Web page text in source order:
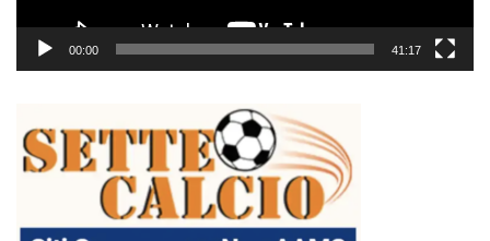
00:00 41:17